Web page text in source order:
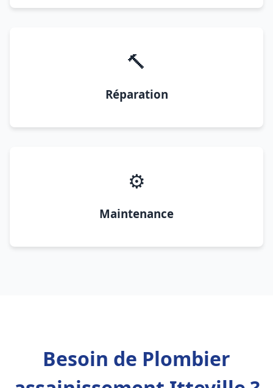
🔨
Réparation
⚙️
Maintenance
Besoin de Plombier